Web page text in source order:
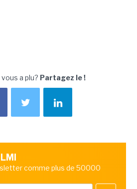
a plu? Partagez le !
comme plus de 50000